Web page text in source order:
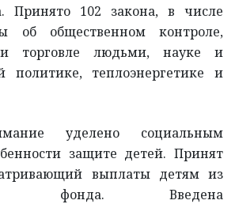
Принято 102 закона, в числе
об общественном контроле,
торговле людьми, науке и
политике, теплоэнергетике и
уделено социальным
защите детей. Принят
выплаты детям из
фонда. Введена